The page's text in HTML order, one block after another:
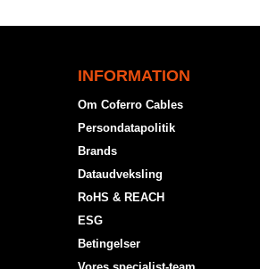
INFORMATION
Om Coferro Cables
Persondatapolitik
Brands
Dataudveksling
RoHS & REACH
ESG
Betingelser